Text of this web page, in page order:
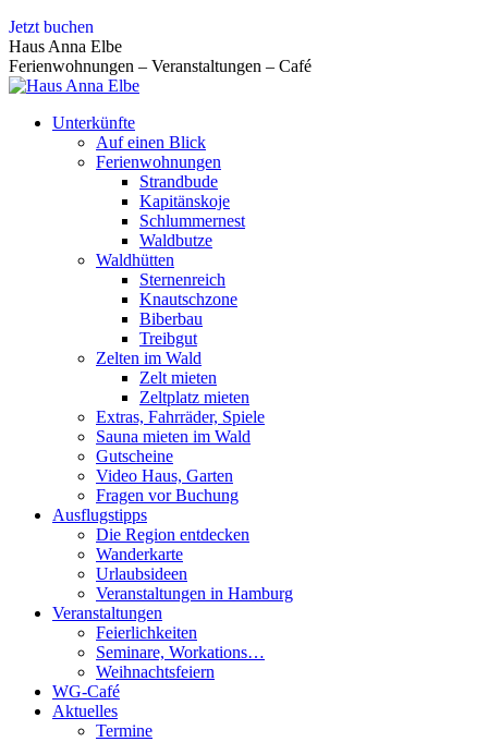
Zum
Inhalt
springen
Jetzt buchen
Haus Anna Elbe
Ferienwohnungen – Veranstaltungen – Café
Unterkünfte
Auf einen Blick
Ferienwohnungen
Strandbude
Kapitänskoje
Schlummernest
Waldbutze
Waldhütten
Sternenreich
Knautschzone
Biberbau
Treibgut
Zelten im Wald
Zelt mieten
Zeltplatz mieten
Extras, Fahrräder, Spiele
Sauna mieten im Wald
Gutscheine
Video Haus, Garten
Fragen vor Buchung
Ausflugstipps
Die Region entdecken
Wanderkarte
Urlaubsideen
Veranstaltungen in Hamburg
Veranstaltungen
Feierlichkeiten
Seminare, Workations…
Weihnachtsfeiern
WG-Café
Aktuelles
Termine